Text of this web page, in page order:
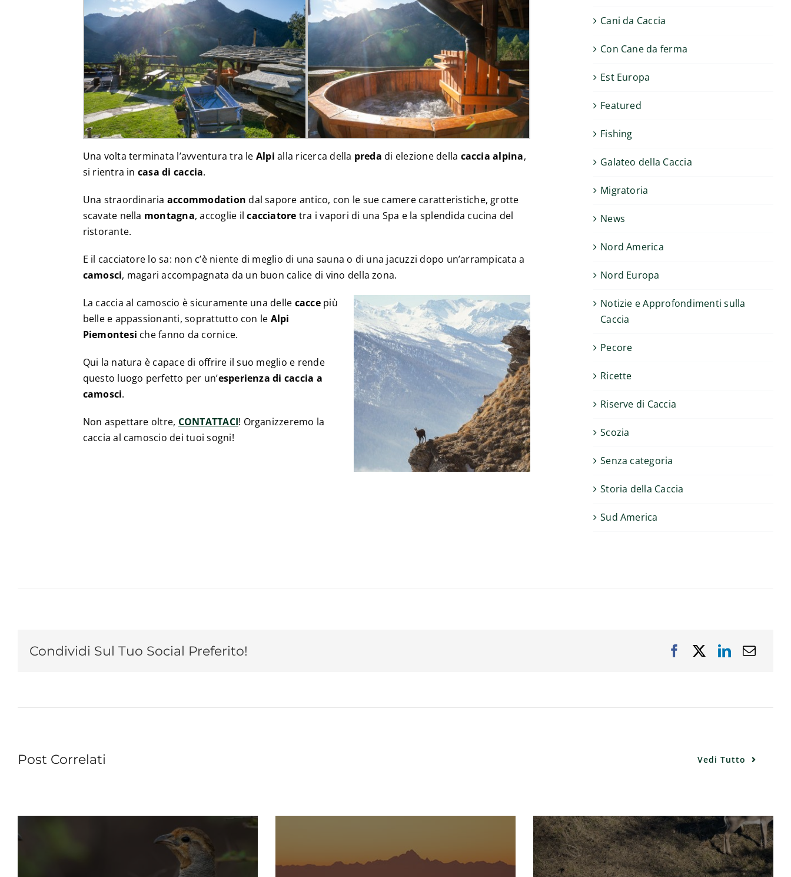
Una volta terminata l’avventura tra le Alpi alla ricerca della preda di elezione della caccia alpina,
si rientra in casa di caccia.
Una straordinaria accommodation dal sapore antico, con le sue camere caratteristiche, grotte
scavate nella montagna, accoglie ilcacciatore tra i vapori di una Spa e la splendida cucina del
ristorante.
E il cacciatore lo sa: non c’è niente di meglio di una sauna o di una jacuzzi dopo un’arrampicata a
camosci, magari accompagnata da un buon calice di vino della zona.
La caccia al camoscio è sicuramente una delle caccepiù
belle e appassionanti, soprattutto con le Alpi
Piemontesi che fanno da cornice.
Qui la natura è capace di offrire il suo meglio e rende
questo luogo perfetto per un’esperienza di caccia a
camosci.
Non aspettare oltre, CONTATTACI! Organizzeremo la
caccia al camoscio dei tuoi sogni!
Cani da Caccia
Con Cane da ferma
Est Europa
Featured
Fishing
Galateo della Caccia
Migratoria
News
Nord America
Nord Europa
Notizie e Approfondimenti sulla
Caccia
Pecore
Ricette
Riserve di Caccia
Scozia
Senza categoria
Storia della Caccia
Sud America
Condividi Sul Tuo Social Preferito!
Post Correlati Vedi Tutto